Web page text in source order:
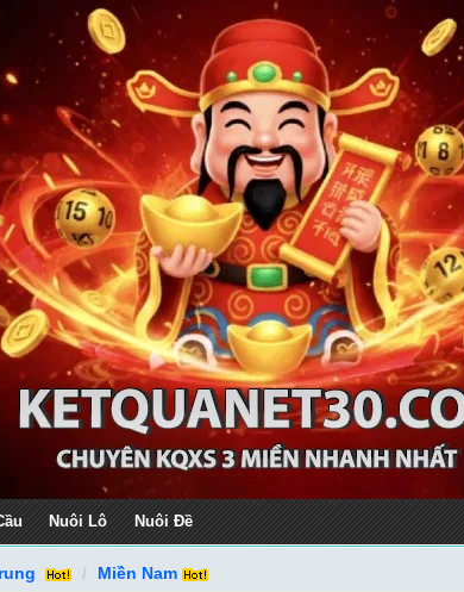
Nuôi Lô Nuôi Đề
Miền Nam